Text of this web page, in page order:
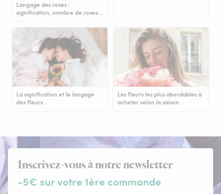
Langage des roses :
signification, nombre de roses…
La signification et le langage
des fleurs
Les fleurs les plus abordables à
acheter selon la saison
Inscrivez-vous à notre newsletter
-5€ sur votre 1ère commande